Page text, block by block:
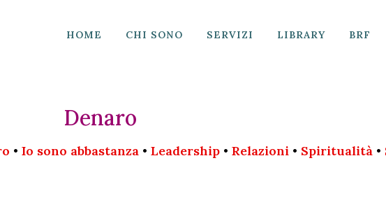
HOME CHI SONO SERVIZI LIBRARY BRF
Denaro
• Io sono abbastanza• Leadership• Relazioni• Spiritualità•